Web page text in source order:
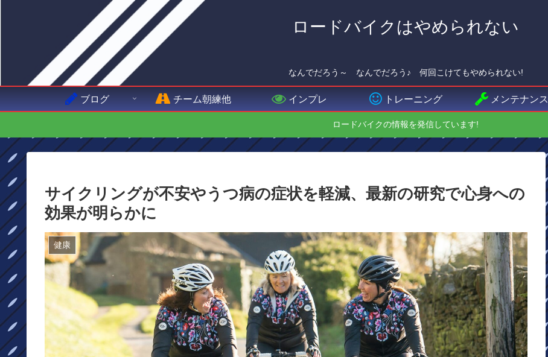
ロードバイクはやめられない
なんでだろう～ なんでだろう♪ 何回こけてもやめられない!
ブログ チーム朝練他 インプレ トレーニング メンテナンス
ロードバイクの情報を発信しています!
サイクリングが不安やうつ病の症状を軽減、最新の研究で心身への
効果が明らかに
健康